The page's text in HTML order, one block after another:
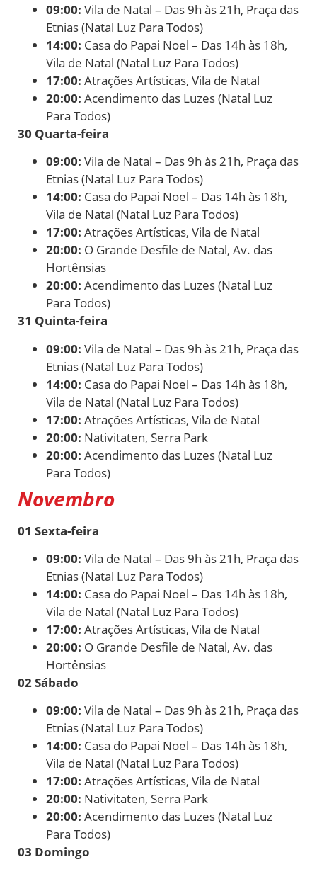
09:00: Vila de Natal – Das 9h às 21h, Praça das
Etnias (Natal Luz Para Todos)
14:00: Casa do Papai Noel – Das 14h às 18h,
Vila de Natal (Natal Luz Para Todos)
17:00: Atrações Artísticas, Vila de Natal
20:00: Acendimento das Luzes (Natal Luz
Para Todos)
30 Quarta-feira
09:00: Vila de Natal – Das 9h às 21h, Praça das
Etnias (Natal Luz Para Todos)
14:00: Casa do Papai Noel – Das 14h às 18h,
Vila de Natal (Natal Luz Para Todos)
17:00: Atrações Artísticas, Vila de Natal
20:00: O Grande Desfile de Natal, Av. das
Hortênsias
20:00: Acendimento das Luzes (Natal Luz
Para Todos)
31 Quinta-feira
09:00: Vila de Natal – Das 9h às 21h, Praça das
Etnias (Natal Luz Para Todos)
14:00: Casa do Papai Noel – Das 14h às 18h,
Vila de Natal (Natal Luz Para Todos)
17:00: Atrações Artísticas, Vila de Natal
20:00: Nativitaten, Serra Park
20:00: Acendimento das Luzes (Natal Luz
Para Todos)
Novembro
01 Sexta-feira
09:00: Vila de Natal – Das 9h às 21h, Praça das
Etnias (Natal Luz Para Todos)
14:00: Casa do Papai Noel – Das 14h às 18h,
Vila de Natal (Natal Luz Para Todos)
17:00: Atrações Artísticas, Vila de Natal
20:00: O Grande Desfile de Natal, Av. das
Hortênsias
02 Sábado
09:00: Vila de Natal – Das 9h às 21h, Praça das
Etnias (Natal Luz Para Todos)
14:00: Casa do Papai Noel – Das 14h às 18h,
Vila de Natal (Natal Luz Para Todos)
17:00: Atrações Artísticas, Vila de Natal
20:00: Nativitaten, Serra Park
20:00: Acendimento das Luzes (Natal Luz
Para Todos)
03 Domingo